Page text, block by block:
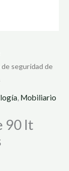
seguridad de
, Mobiliario
90 lt